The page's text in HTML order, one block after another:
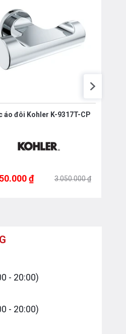
-0912.331.335
áo đôi Kohler K-9317T-CP
₫ 3.050.000 ₫
- 20:00)
- 20:00)